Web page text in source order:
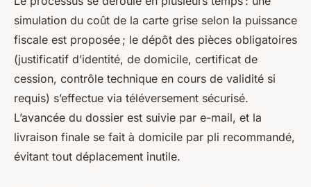
simulation du coût de la carte grise selon la puissance
fiscale est proposée ; le dépôt des pièces obligatoires
(justificatif d’identité, de domicile, certificat de
cession, contrôle technique en cours de validité si
requis) s’effectue via téléversement sécurisé.
L’avancée du dossier est suivie par e-mail, et la
livraison finale se fait à domicile par pli recommandé,
évitant tout déplacement inutile.